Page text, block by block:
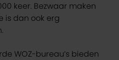
keer. Bezwaar maken
is dan ook erg
WOZ-bureau’s bieden